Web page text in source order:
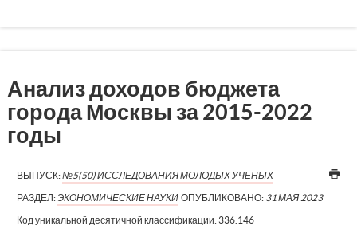
Анализ доходов бюджета
города Москвы за 2015-2022
годы
ВЫПУСК:№5(50) ИССЛЕДОВАНИЯ МОЛОДЫХ УЧЕНЫХ
РАЗДЕЛ:ЭКОНОМИЧЕСКИЕ НАУКИ ОПУБЛИКОВАНО: 31 МАЯ 2023
Код уникальной десятичной классификации: 336.146